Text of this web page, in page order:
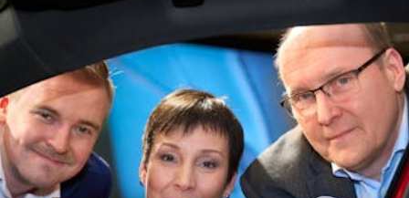
Osastot
AJANKOHTAISTA & UUTTA